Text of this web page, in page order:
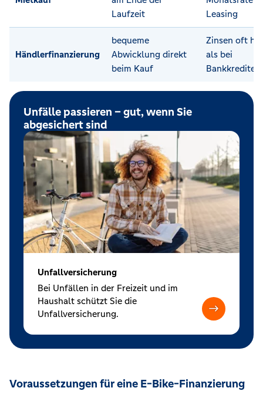
Laufzeit
Leasing
Händlerfinanzierung
bequeme
Abwicklung direkt
beim Kauf
Zinsen oft
als bei
Bankkrediten
Unfälle passieren – gut, wenn Sie
abgesichert sind
Unfallversicherung
Bei Unfällen in der Freizeit und im
Haushalt schützt Sie die
Unfallversicherung.
Voraussetzungen für eine E-Bike-Finanzierung